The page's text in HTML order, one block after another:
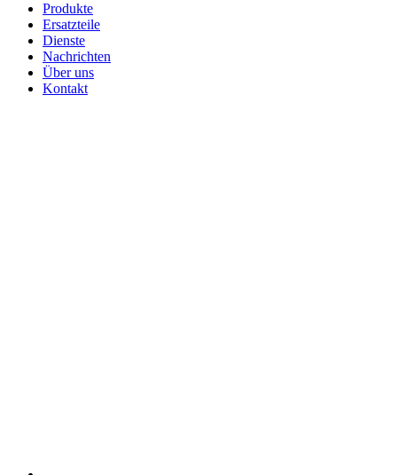
Produkte
Ersatzteile
Dienste
Nachrichten
Über uns
Kontakt